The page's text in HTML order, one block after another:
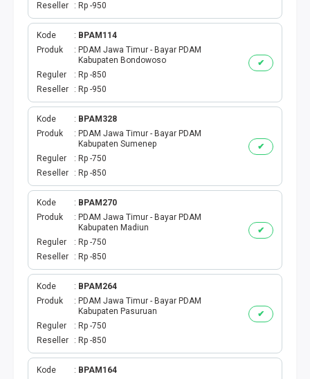
Reseller
Rp -950
✔
Kode
BPAM114
Produk
PDAM Jawa Timur - Bayar PDAM
Kabupaten Bondowoso
Reguler
Rp -850
Reseller
Rp -950
✔
Kode
BPAM328
Produk
PDAM Jawa Timur - Bayar PDAM
Kabupaten Sumenep
Reguler
Rp -750
Reseller
Rp -850
✔
Kode
BPAM270
Produk
PDAM Jawa Timur - Bayar PDAM
Kabupaten Madiun
Reguler
Rp -750
Reseller
Rp -850
✔
Kode
BPAM264
Produk
PDAM Jawa Timur - Bayar PDAM
Kabupaten Pasuruan
Reguler
Rp -750
Reseller
Rp -850
Kode
BPAM164